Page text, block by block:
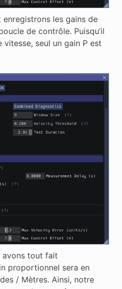
enregistrons les gains de
de contrôle. Puisqu’il
vitesse, seul un gain P est
avons tout fait
proportionnel sera en
/ Mètres. Ainsi, notre